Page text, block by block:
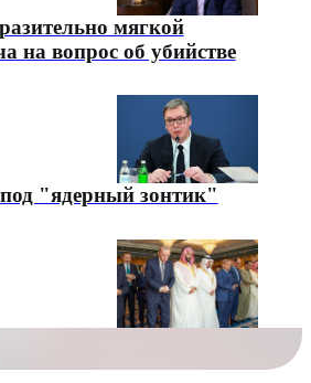
мягкой
на вопрос об убийстве
"ядерный зонтик"